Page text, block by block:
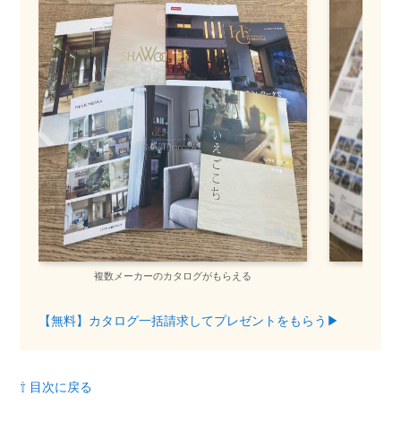
複数メーカーのカタログがもらえる
【無料】カタログ一括請求してプレゼントをもらう▶︎
⇧ 目次に戻る